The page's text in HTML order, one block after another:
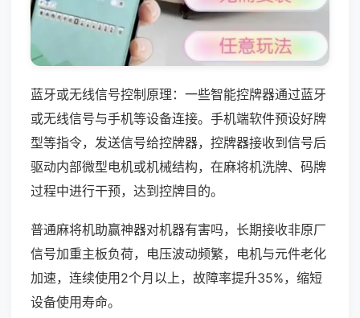
蓝牙或无线信号控制原理：一些智能控牌器通过蓝牙
或无线信号与手机等设备连接。手机端软件预设好牌
型等指令，发送信号给控牌器，控牌器接收到信号后
驱动内部微型电机或机械结构，在麻将机洗牌、码牌
过程中进行干预，达到控牌目的。
普通麻将机助赢神器对机器有害吗，长期接收非原厂
信号加重主板负荷，电压波动频繁，电机与元件老化
加速，连续使用2个月以上，故障率提升35%，缩短
设备使用寿命。